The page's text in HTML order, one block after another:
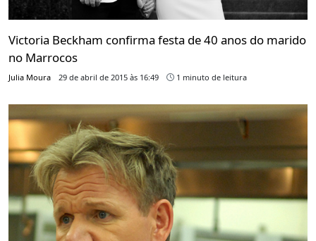
Victoria Beckham confirma festa de 40 anos do marido
no Marrocos
Julia Moura 29 de abril de 2015 às 16:49 1 minuto de leitura